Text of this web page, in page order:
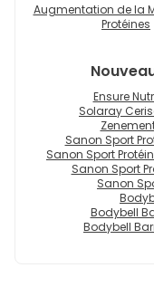
Augmentation de la
Protéines
Ensure
Solaray
Sanon Sport
Sanon Sport
Sanon Sport
Sanon
Bodybell
Bodybell